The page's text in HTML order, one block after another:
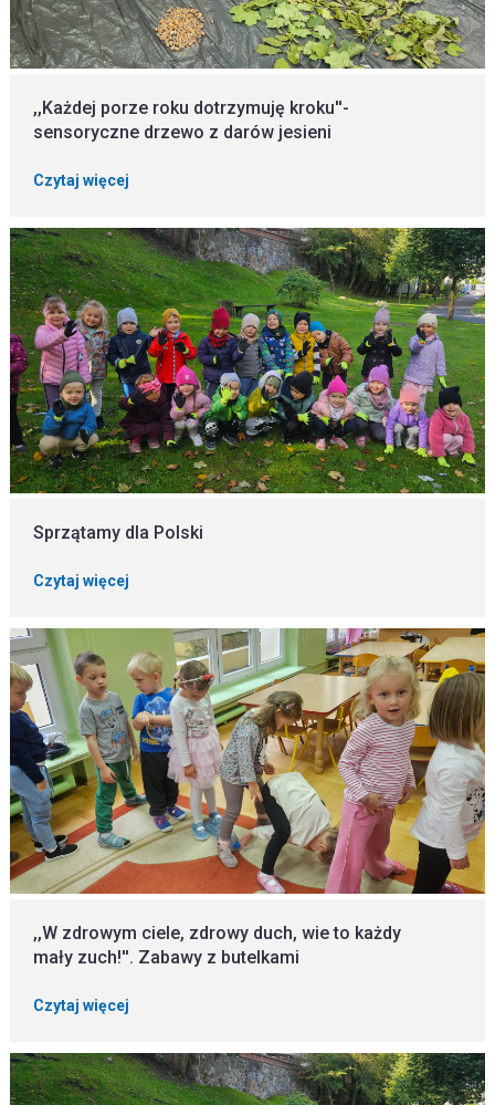
,,Każdej porze roku dotrzymuję kroku''-
sensoryczne drzewo z darów jesieni
Czytaj więcej
Sprzątamy dla Polski
Czytaj więcej
,,W zdrowym ciele, zdrowy duch, wie to każdy
mały zuch!''. Zabawy z butelkami
Czytaj więcej